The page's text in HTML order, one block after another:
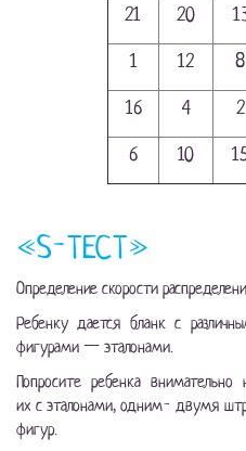
21
20
1
12 8
16
4 2
6
10
«S-ТЕСТ»
Определение скорости
Ребенку дается бланк с
фигурами — эталонами.
Попросите ребенка
их с эталонами, одним- двумя
фигур.